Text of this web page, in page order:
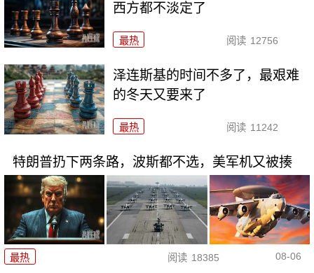
西方都不淡定了
最热 阅读 12756
泽连斯基的时间不多了，最艰难
的冬天又要来了
最热 阅读 11242
特朗普扔下两条路，波斯都不选，美军机又被揍
最热 阅读 18385 08-06